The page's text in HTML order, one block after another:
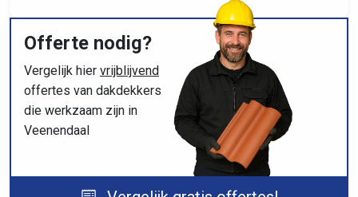
Offerte nodig?
Vergelijk hier vrijblijvend
offertes van dakdekkers
die werkzaam zijn in
Veenendaal